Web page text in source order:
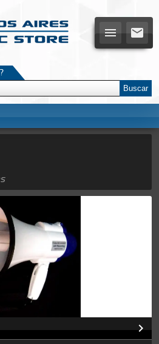
Buscar
 
